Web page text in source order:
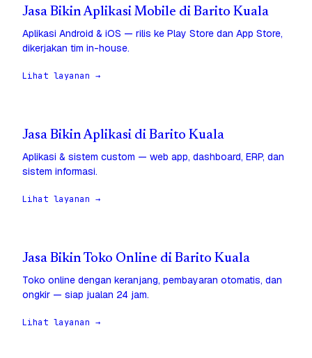
Jasa Bikin Aplikasi Mobile di Barito Kuala
Aplikasi Android & iOS — rilis ke Play Store dan App Store,
dikerjakan tim in-house.
Lihat layanan →
Jasa Bikin Aplikasi di Barito Kuala
Aplikasi & sistem custom — web app, dashboard, ERP, dan
sistem informasi.
Lihat layanan →
Jasa Bikin Toko Online di Barito Kuala
Toko online dengan keranjang, pembayaran otomatis, dan
ongkir — siap jualan 24 jam.
Lihat layanan →